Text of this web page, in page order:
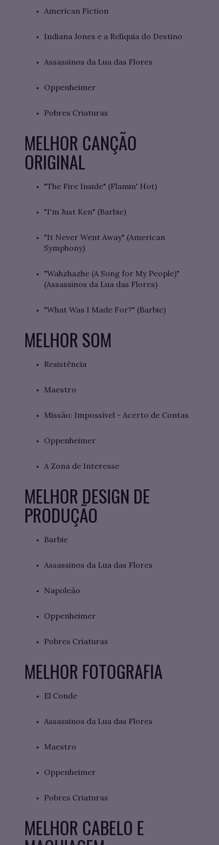
American Fiction
Indiana Jones e a Relíquia do Destino
Assassinos da Lua das Flores
Oppenheimer
Pobres Criaturas
MELHOR CANÇÃO
ORIGINAL
"The Fire Inside" (Flamin' Hot)
"I'm Just Ken" (Barbie)
"It Never Went Away" (American
Symphony)
"Wahzhazhe (A Song for My People)"
(Assassinos da Lua das Flores)
"What Was I Made For?" (Barbie)
MELHOR SOM
Resistência
Maestro
Missão: Impossível - Acerto de Contas
Oppenheimer
A Zona de Interesse
MELHOR DESIGN DE
PRODUÇÃO
Barbie
Assassinos da Lua das Flores
Napoleão
Oppenheimer
Pobres Criaturas
MELHOR FOTOGRAFIA
El Conde
Assassinos da Lua das Flores
Maestro
Oppenheimer
Pobres Criaturas
MELHOR CABELO E